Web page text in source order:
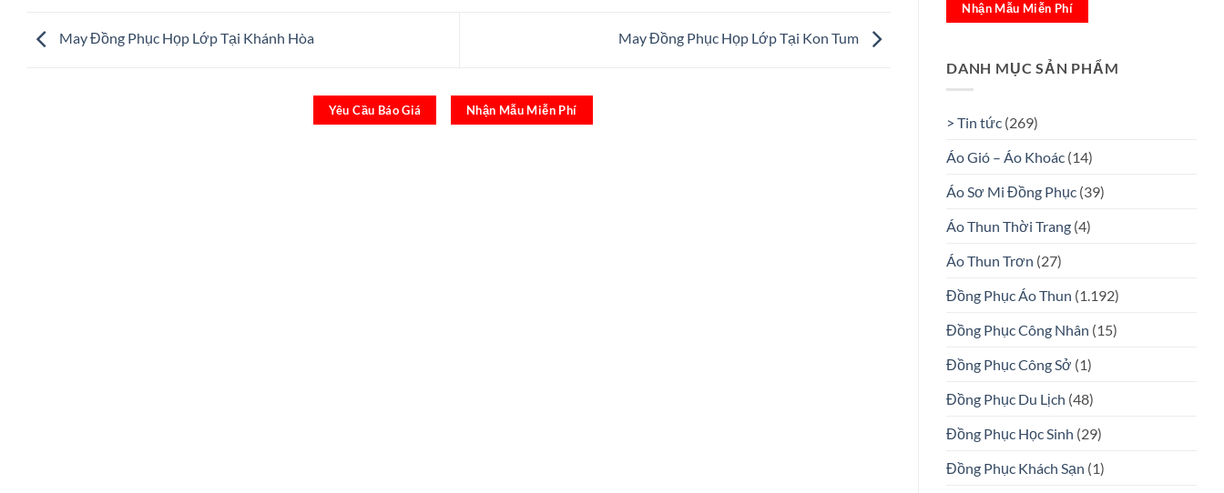
May Đồng Phục Họp Lớp Tại Khánh Hòa May Đồng Phục Họp Lớp Tại Kon Tum
Yêu Cầu Báo Giá Nhận Mẫu Miễn Phí
Nhận Mẫu Miễn Phí
DANH MỤC SẢN PHẨM
> Tin tức (269)
Áo Gió – Áo Khoác (14)
Áo Sơ Mi Đồng Phục (39)
Áo Thun Thời Trang (4)
Áo Thun Trơn (27)
Đồng Phục Áo Thun (1.192)
Đồng Phục Công Nhân (15)
Đồng Phục Công Sở (1)
Đồng Phục Du Lịch (48)
Đồng Phục Học Sinh (29)
Đồng Phục Khách Sạn (1)